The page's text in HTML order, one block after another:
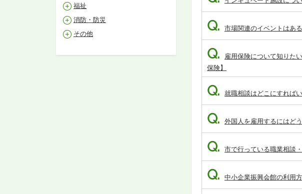
Q. 市場関連のイベントはあ
Q.
雇用保険について知りた
保険】
Q. 就職相談はどこにすれば
Q. 外国人を雇用するにはど
Q. 市で行っている職業相談
Q. 中小企業振興会館の利用
福祉
消防・防災
その他